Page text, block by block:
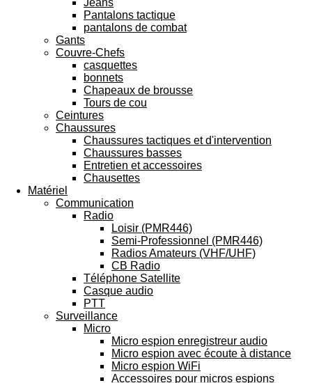
Jeans
Pantalons tactique
pantalons de combat
Gants
Couvre-Chefs
casquettes
bonnets
Chapeaux de brousse
Tours de cou
Ceintures
Chaussures
Chaussures tactiques et d'intervention
Chaussures basses
Entretien et accessoires
Chausettes
Matériel
Communication
Radio
Loisir (PMR446)
Semi-Professionnel (PMR446)
Radios Amateurs (VHF/UHF)
CB Radio
Téléphone Satellite
Casque audio
PTT
Surveillance
Micro
Micro espion enregistreur audio
Micro espion avec écoute à distance
Micro espion WiFi
Accessoires pour micros espions